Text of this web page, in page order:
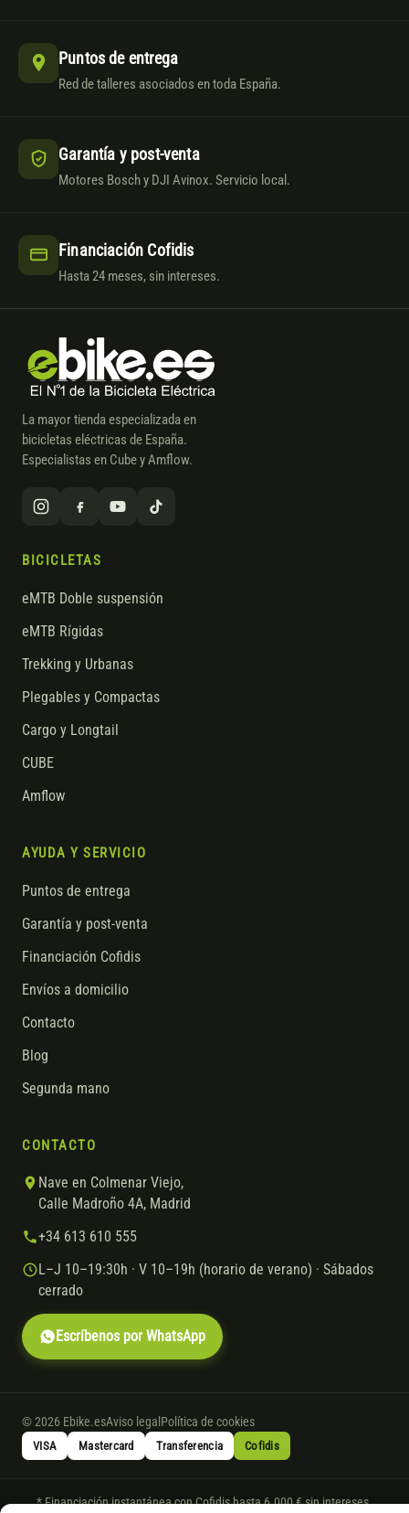
Puntos de entrega
Red de talleres asociados en toda España.
Garantía y post-venta
Motores Bosch y DJI Avinox. Servicio local.
Financiación Cofidis
Hasta 24 meses, sin intereses.
La mayor tienda especializada en
bicicletas eléctricas de España.
Especialistas en Cube y Amflow.
BICICLETAS
eMTB Doble suspensión
eMTB Rígidas
Trekking y Urbanas
Plegables y Compactas
Cargo y Longtail
CUBE
Amflow
AYUDA Y SERVICIO
Puntos de entrega
Garantía y post-venta
Financiación Cofidis
Envíos a domicilio
Contacto
Blog
Segunda mano
CONTACTO
Nave en Colmenar Viejo,
Calle Madroño 4A, Madrid
+34 613 610 555
L–J 10–19:30h · V 10–19h (horario de verano) · Sábados
cerrado
Escríbenos por WhatsApp
© 2026 Ebike.esAviso legal Política de cookies
VISA Mastercard Transferencia Cofidis
* Financiación instantánea con Cofidis hasta 6.000 € sin intereses.